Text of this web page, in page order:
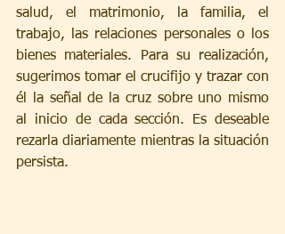
salud, el matrimonio, la familia, el
trabajo, las relaciones personales o los
bienes materiales. Para su realización,
sugerimos tomar el crucifijo y trazar con
él la señal de la cruz sobre uno mismo
al inicio de cada sección. Es deseable
rezarla diariamente mientras la situación
persista.